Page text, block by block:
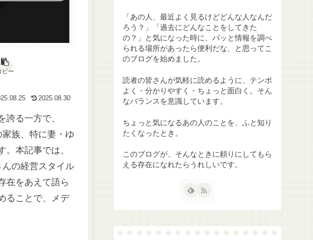
ピー
2025.08.30
る一方で、
族、特に妻・ゆ
本記事では、
の経営スタイル
在をあえて語ら
ることで、メデ
「あの人、最近よく見るけどどんな人なんだ
ろう？」「過去にどんなことをしてきた
の？」と気になった時に、パッと情報を調べ
られる場所があったら便利だな、と思ってこ
のブログを始めました。
読者の皆さんが気軽に読めるように、テンポ
よく・分かりやすく・ちょっと面白く。そん
なバランスを意識しています。
ちょっと気になるあの人のことを、ふと知り
たくなったとき。
このブログが、そんなときに頼りにしてもら
える存在になれたらうれしいです。